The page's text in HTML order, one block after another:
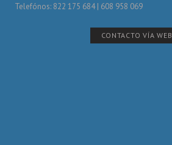
Telefónos: 822 175 684 | 608 958 069
CONTACTO VÍA WEB